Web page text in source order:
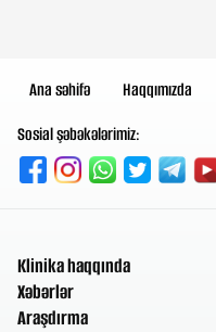
Ana səhifə Haqqımızda
Sosial şəbəkələrimiz:
Klinika haqqında
Xəbərlər
Araşdırma